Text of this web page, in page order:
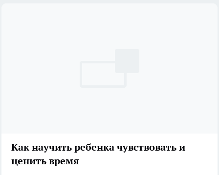
Как научить ребенка чувствовать и
ценить время